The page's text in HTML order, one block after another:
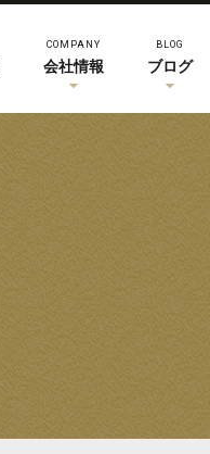
COMPANY
会社情報
BLOG
ブログ